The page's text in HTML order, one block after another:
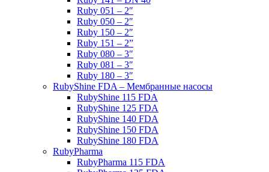
Ruby 051 – 2″
Ruby 050 – 2″
Ruby 150 – 2″
Ruby 151 – 2”
Ruby 080 – 3″
Ruby 081 – 3″
Ruby 180 – 3″
RubyShine FDA – Мембранные насосы
RubyShine 115 FDA
RubyShine 125 FDA
RubyShine 140 FDA
RubyShine 150 FDA
RubyShine 180 FDA
RubyPharma
RubyPharma 115 FDA